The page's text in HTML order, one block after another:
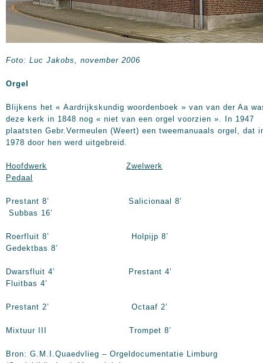
Foto: Luc Jakobs, november 2006
Orgel
Blijkens het « Aardrijkskundig woordenboek » van van der Aa
deze kerk in 1848 nog « niet van een orgel voorzien ». In 1947
plaatsten Gebr.Vermeulen (Weert) een tweemanuaals orgel, dat
1978 door hen werd uitgebreid.
Hoofdwerk
Zwelwerk
Pedaal
Prestant 8’ Salicionaal 8’
Subbas 16’
Roerfluit 8’ Holpijp 8’
Gedektbas 8’
Dwarsfluit 4’ Prestant 4’
Fluitbas 4’
Prestant 2’ Octaaf 2’
Mixtuur III Trompet 8’
Bron: G.M.I.Quaedvlieg – Orgeldocumentatie Limburg